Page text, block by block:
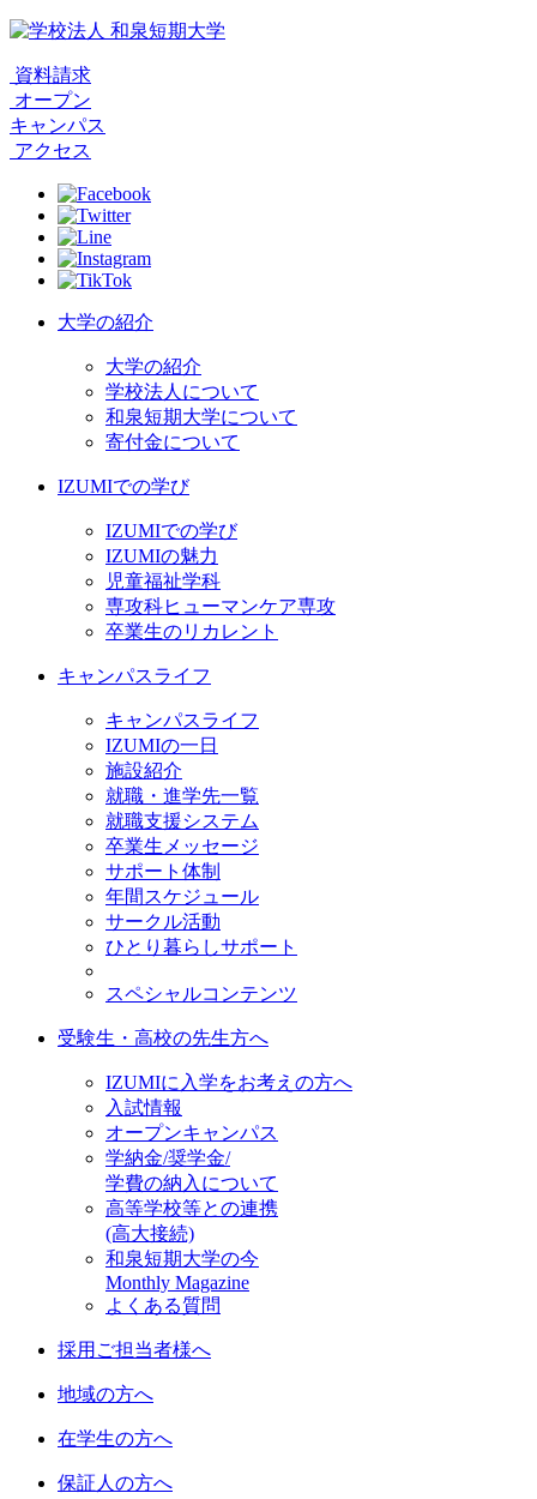
資料請求
オープン
キャンパス
アクセス
大学の紹介
大学の紹介
学校法人について
和泉短期大学について
寄付金について
IZUMIでの学び
IZUMIでの学び
IZUMIの魅力
児童福祉学科
専攻科ヒューマンケア専攻
卒業生のリカレント
キャンパスライフ
キャンパスライフ
IZUMIの一日
施設紹介
就職・進学先一覧
就職支援システム
卒業生メッセージ
サポート体制
年間スケジュール
サークル活動
ひとり暮らしサポート
スペシャルコンテンツ
受験生・高校の先生方へ
IZUMIに入学をお考えの方へ
入試情報
オープンキャンパス
学納金/奨学金/
学費の納入について
高等学校等との連携
(高大接続)
和泉短期大学の今
Monthly Magazine
よくある質問
採用ご担当者様へ
地域の方へ
在学生の方へ
保証人の方へ